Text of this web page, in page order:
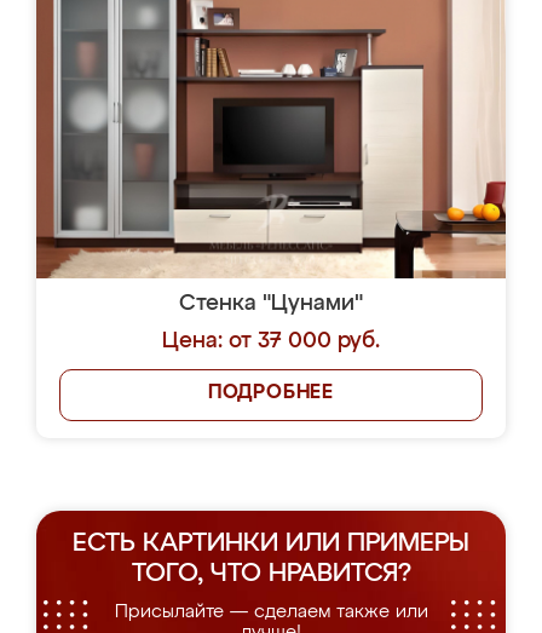
Стенка "Цунами"
Цена: от 37 000 руб.
ПОДРОБНЕЕ
ЕСТЬ КАРТИНКИ ИЛИ ПРИМЕРЫ
ТОГО, ЧТО НРАВИТСЯ?
Присылайте — сделаем также или